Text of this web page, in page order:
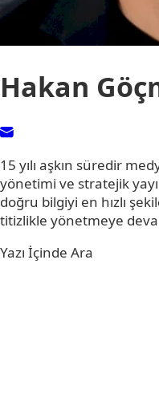
Hakan
15 yılı aşkın süredir
yönetimi ve stratejik
doğru bilgiyi en hızlı
titizlikle yönetmeye
Yazı İçinde Ara